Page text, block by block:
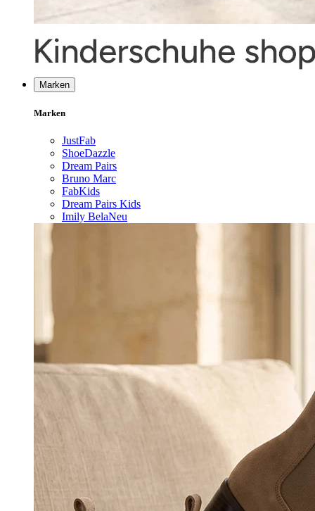
Marken
Marken
JustFab
ShoeDazzle
Dream Pairs
Bruno Marc
FabKids
Dream Pairs Kids
Imily BelaNeu